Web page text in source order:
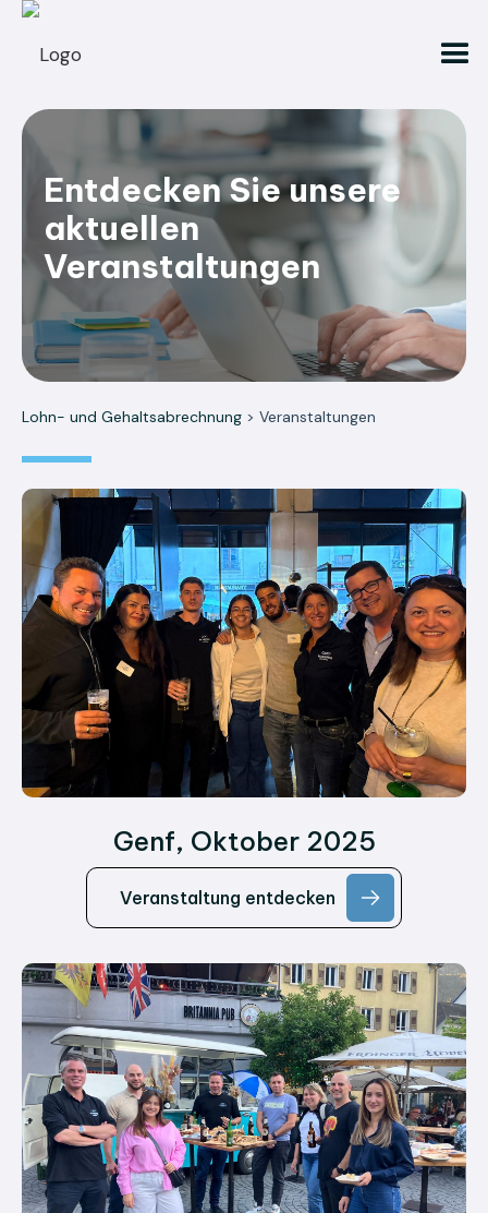
Entdecken Sie unsere
aktuellen
Veranstaltungen
Lohn- und Gehaltsabrechnung > Veranstaltungen
Genf, Oktober 2025
Veranstaltung entdecken